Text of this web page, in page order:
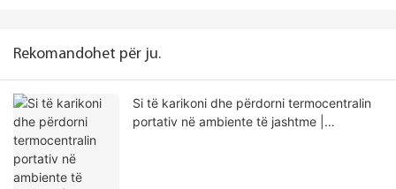
Rekomandohet për ju.
Si të karikoni dhe përdorni termocentralin
portativ në ambiente të jashtme |